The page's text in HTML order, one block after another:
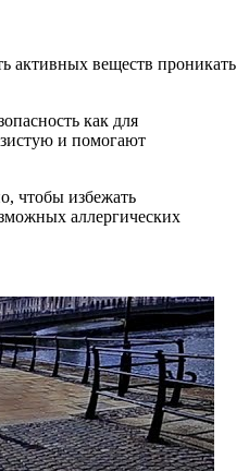
активных веществ проникать
как для
и помогают
чтобы избежать
аллергических